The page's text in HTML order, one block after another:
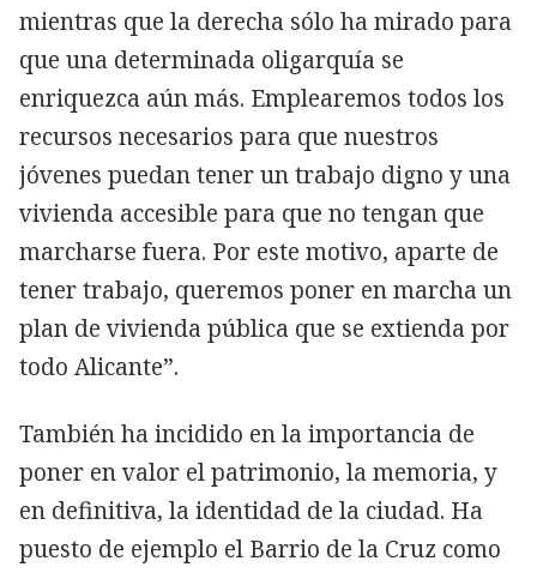
mientras que la derecha sólo ha mirado para
que una determinada oligarquía se
enriquezca aún más. Emplearemos todos los
recursos necesarios para que nuestros
jóvenes puedan tener un trabajo digno y una
vivienda accesible para que no tengan que
marcharse fuera. Por este motivo, aparte de
tener trabajo, queremos poner en marcha un
plan de vivienda pública que se extienda por
todo Alicante”.
También ha incidido en la importancia de
poner en valor el patrimonio, la memoria, y
en definitiva, la identidad de la ciudad. Ha
puesto de ejemplo el Barrio de la Cruz como